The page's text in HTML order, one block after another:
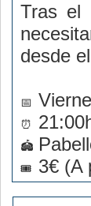
Tras el
desde
3€ (A